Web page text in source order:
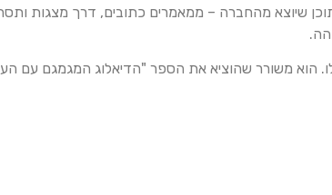
שיוצא מהחברה – ממאמרים כתובים, דרך מצגות
משורר שהוציא את הספר "הדיאלוג המגמגם עם